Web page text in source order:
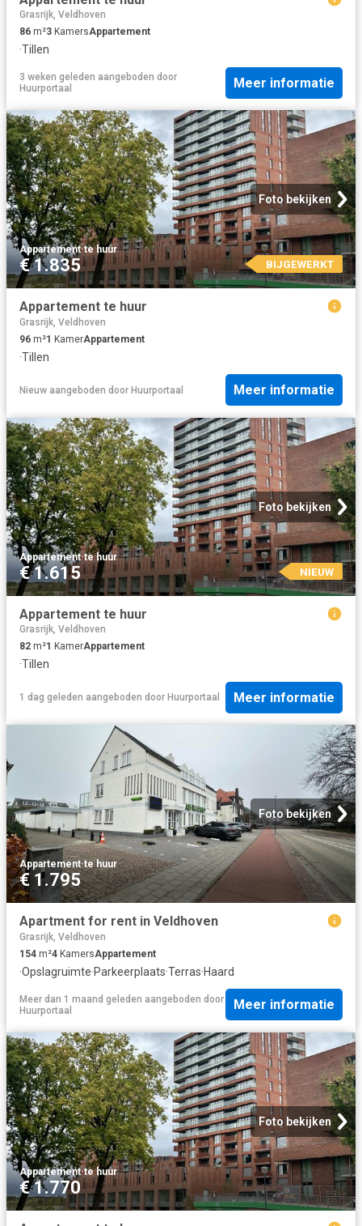
Grasrijk, Veldhoven
86 m²3 KamersAppartement
·Tillen
3 weken geleden aangeboden door
Huurportaal
Meer informatie
Foto bekijken
Appartement·te huur
€ 1.835 BIJGEWERKT
Appartement te huur
Grasrijk, Veldhoven
96 m²1 KamerAppartement
·Tillen
Nieuw aangeboden door Huurportaal Meer informatie
Foto bekijken
Appartement·te huur
€ 1.615 NIEUW
Appartement te huur
Grasrijk, Veldhoven
82 m²1 KamerAppartement
·Tillen
1 dag geleden aangeboden door Huurportaal Meer informatie
Foto bekijken
Appartement·te huur
€ 1.795
Apartment for rent in Veldhoven
Grasrijk, Veldhoven
154 m²4 KamersAppartement
·Opslagruimte·Parkeerplaats·Terras·Haard
Meer dan 1 maand geleden aangeboden door
Huurportaal
Meer informatie
Foto bekijken
Appartement·te huur
€ 1.770